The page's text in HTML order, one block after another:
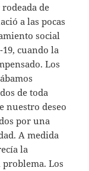
de
a las pocas
social
cuando la
Los
de toda
nuestro deseo
por una
A medida
la
Los